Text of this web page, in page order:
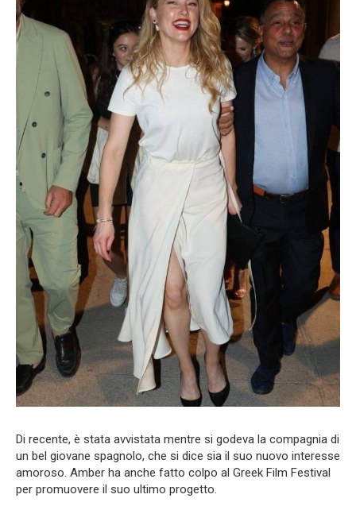
Di recente, è stata avvistata mentre si godeva la compagnia di
un bel giovane spagnolo, che si dice sia il suo nuovo interesse
amoroso. Amber ha anche fatto colpo al Greek Film Festival
per promuovere il suo ultimo progetto.